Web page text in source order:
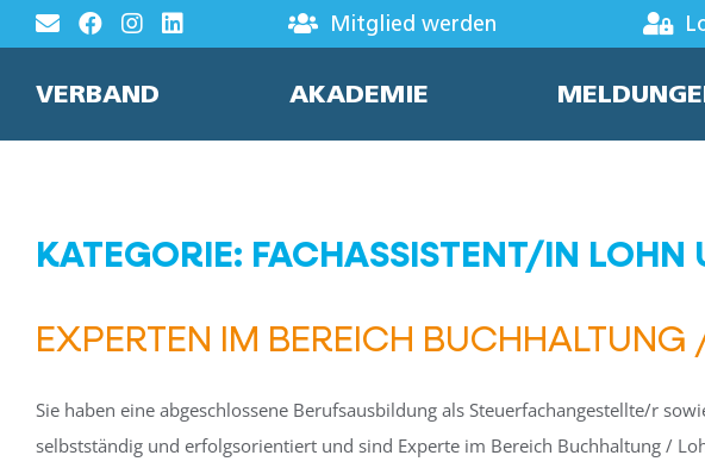
Zum
Inhalt
springen
Mitglied werden
VERBAND AKADEMIE
KATEGORIE: FACHASSISTENT/IN LOHN
EXPERTEN IM BEREICH
Sie haben eine abgeschlossene Berufsausbildung als Steuerfachangestellte/r
selbstständig und erfolgsorientiert und sind Experte im Bereich Buchhaltung /